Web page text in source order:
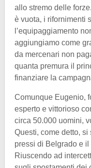
allo stremo delle
è vuota, i rifornimenti
l’equipaggiamento
aggiungiamo come
da mercenari non
quanta premura il
finanziare la
Comunque Eugenio,
esperto e vittorioso
circa 50.000 uomini,
Questi, come detto,
pressi di Belgrado e
Riuscendo ad